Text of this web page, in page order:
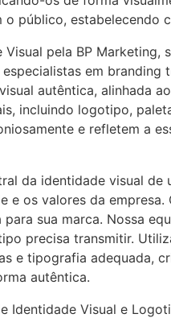
o público, estabelecendo
pela BP
em
autêntica, alinhada
incluindo logotipo,
e refletem a
da identidade visual de
e os valores da
sua marca. Nossa
precisa transmitir.
e tipografia adequada,
autêntica.
Identidade Visual e